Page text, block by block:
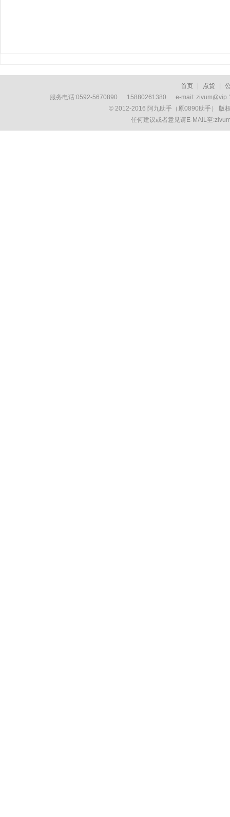
首页 点货
服务电话:0592-5670890 15880261380 e-mail:
© 2012-2016 阿九助手（原0890助手） 版
任何建议或者意见请E-MAIL至